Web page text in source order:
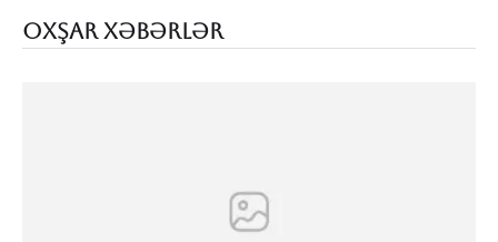
OXŞAR XƏBƏRLƏR